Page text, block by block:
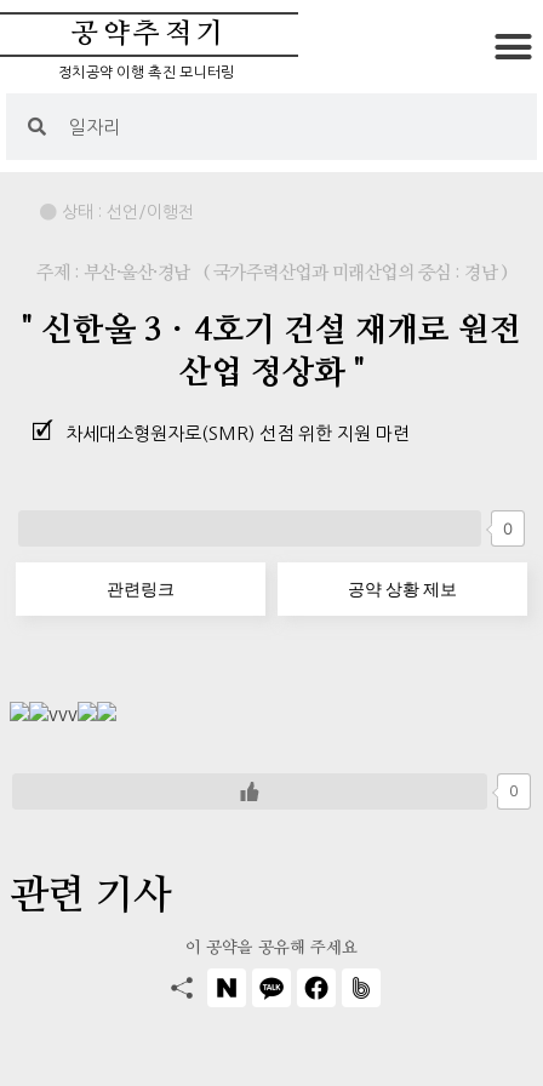
공약추적기
정치공약 이행 촉진 모니터링
상태 : 선언/이행전
주제 : 부산·울산·경남 ( 국가주력산업과 미래산업의 중심 : 경남 )
" 신한울 3ㆍ4호기 건설 재개로 원전
산업 정상화 "
차세대소형원자로(SMR) 선점 위한 지원 마련
0
관련링크 공약 상황 제보
vvv
0
관련 기사
이 공약을 공유해 주세요